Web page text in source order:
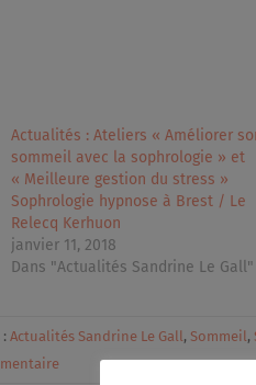
Actualités : Ateliers « Améliorer
sommeil avec la sophrologie » et
« Meilleure gestion du stress »
Sophrologie hypnose à Brest / Le
Relecq Kerhuon
janvier 11, 2018
Dans "Actualités Sandrine Le Gall"
Actualités Sandrine Le Gall, Sommeil,